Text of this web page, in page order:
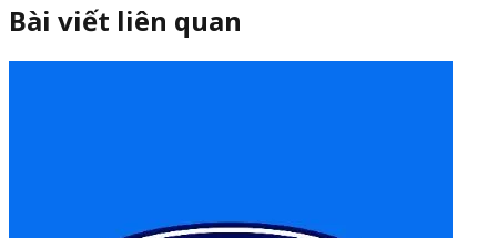
Bài viết liên quan